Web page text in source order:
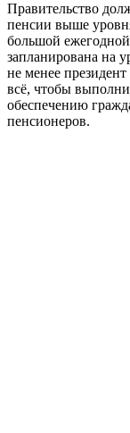
Правительство
пенсии выше
большой
запланирована на
не менее
всё, чтобы
обеспечению
пенсионеров.